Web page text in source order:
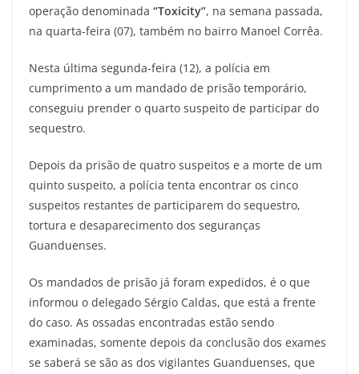
operação denominada “Toxicity”, na semana passada,
na quarta-feira (07), também no bairro Manoel Corrêa.
Nesta última segunda-feira (12), a polícia em
cumprimento a um mandado de prisão temporário,
conseguiu prender o quarto suspeito de participar do
sequestro.
Depois da prisão de quatro suspeitos e a morte de um
quinto suspeito, a polícia tenta encontrar os cinco
suspeitos restantes de participarem do sequestro,
tortura e desaparecimento dos seguranças
Guanduenses.
Os mandados de prisão já foram expedidos, é o que
informou o delegado Sérgio Caldas, que está a frente
do caso. As ossadas encontradas estão sendo
examinadas, somente depois da conclusão dos exames
se saberá se são as dos vigilantes Guanduenses, que